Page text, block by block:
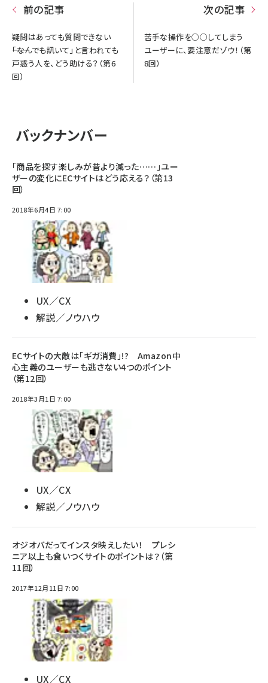
前の記事
疑問はあっても質問できない
――「なんでも訊いて」と言われても
戸惑う人を、どう助ける？（第6
回）
次の記事
苦手な操作を○○してしまう
ユーザーに、要注意だゾウ！（第
8回）
バックナンバー
「商品を探す楽しみが昔より減った……」ユー
ザーの変化にECサイトはどう応える？（第13
回）
2018年6月4日 7:00
UX／CX
解説／ノウハウ
ECサイトの大敵は「ギガ消費」!? Amazon中
心主義のユーザーも逃さない4つのポイント
（第12回）
2018年3月1日 7:00
UX／CX
解説／ノウハウ
オジオバだってインスタ映えしたい！ プレシ
ニア以上も食いつくサイトのポイントは？（第
11回）
2017年12月11日 7:00
UX／CX